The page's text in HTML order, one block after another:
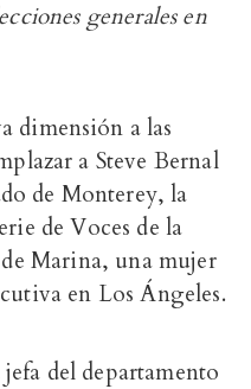
generales en
dimensión a las
a Steve Bernal
de Monterey, la
de Voces de la
Marina, una mujer
en Los Ángeles.
del departamento